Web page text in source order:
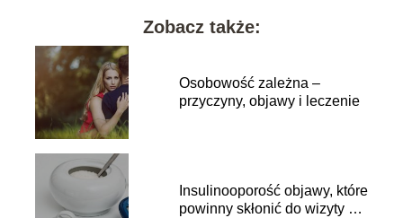
Zobacz także:
Osobowość zależna –
przyczyny, objawy i leczenie
Insulinooporość objawy, które
powinny skłonić do wizyty u